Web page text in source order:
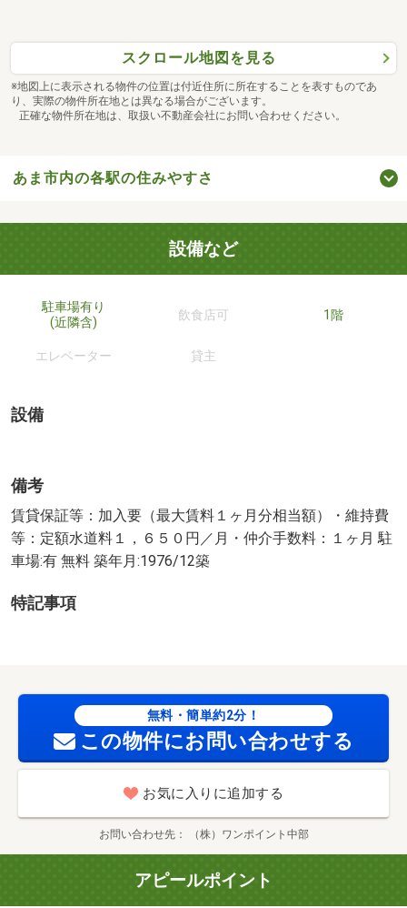
スクロール地図を見る
※地図上に表示される物件の位置は付近住所に所在することを表すものであ
り、実際の物件所在地とは異なる場合がございます。
正確な物件所在地は、取扱い不動産会社にお問い合わせください。
あま市内の各駅の住みやすさ
設備など
駐車場有り
(近隣含)
飲食店可 1階
エレベーター 貸主
設備
備考
賃貸保証等：加入要（最大賃料１ヶ月分相当額）・維持費
等：定額水道料１，６５０円／月・仲介手数料：１ヶ月 駐
車場:有 無料 築年月:1976/12築
特記事項
無料・簡単約2分！
この物件にお問い合わせする
お気に入りに追加する
お問い合わせ先 （株）ワンポイント中部
アピールポイント